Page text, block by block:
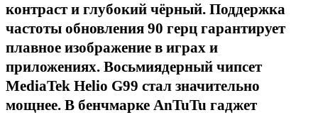
контраст и глубокий чёрный. Поддержка
частоты обновления 90 герц гарантирует
плавное изображение в играх и
приложениях. Восьмиядерный чипсет
MediaTek Helio G99 стал значительно
мощнее. В бенчмарке AnTuTu гаджет